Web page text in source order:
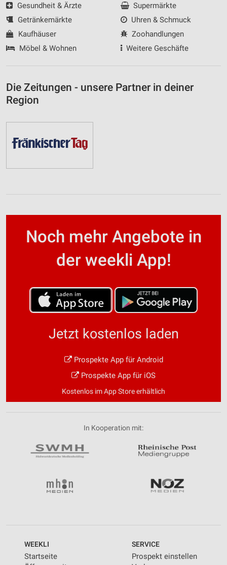
Gesundheit & Ärzte
Getränkemärkte
Kaufhäuser
Möbel & Wohnen
Supermärkte
Uhren & Schmuck
Zoohandlungen
Weitere Geschäfte
Die Zeitungen - unsere Partner in deiner
Region
Noch mehr Angebote in
der weekli App!
Jetzt kostenlos laden
Prospekte App für Android
Prospekte App für iOS
Kostenlos im App Store erhältlich
In Kooperation mit:
WEEKLI
Startseite
SERVICE
Prospekt einstellen